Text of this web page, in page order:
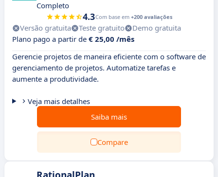
Completo
4.3Com base em +200 avaliações
Versão gratuita Teste gratuito
Demo gratuita
Plano pago a partir de € 25,00 /mês
Gerencie projetos de maneira eficiente com o software de
gerenciamento de projetos. Automatize tarefas e
aumente a produtividade.
Veja mais detalhes
Saiba mais
Compare